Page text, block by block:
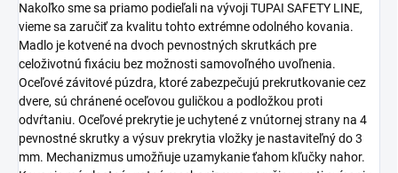
Nakoľko sme sa priamo podieľali na vývoji TUPAI SAFETY LINE,
vieme sa zaručiť za kvalitu tohto extrémne odolného kovania.
Madlo je kotvené na dvoch pevnostných skrutkách pre
celoživotnú fixáciu bez možnosti samovoľného uvoľnenia.
Oceľové závitové púzdra, ktoré zabezpečujú prekrutkovanie cez
dvere, sú chránené oceľovou guličkou a podložkou proti
odvŕtaniu. Oceľové prekrytie je uchytené z vnútornej strany na 4
pevnostné skrutky a výsuv prekrytia vložky je nastaviteľný do 3
mm. Mechanizmus umožňuje uzamykanie ťahom kľučky nahor.